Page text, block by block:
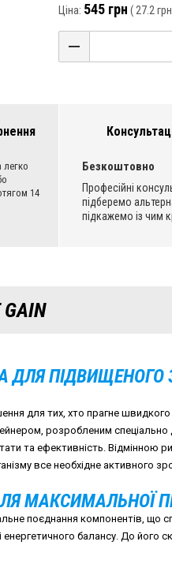
Ціна: 545 грн ( 27.2 грн
14
Безкоштовно
Професійні
підберемо
підкажемо із чим
ДЛЯ ПІДВИЩЕНОГО
для тих, хто прагне
розробленим спеціально
та ефективність. Відмінною
все необхідне активного
МАКСИМАЛЬНОЇ
поєднання компонентів, що
балансу. До його